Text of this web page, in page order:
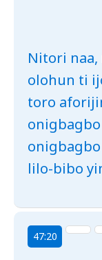
Nitori naa,
olohun ti
toro
lilo-bibo
47:20